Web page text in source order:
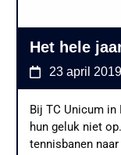
fundering?
Het hele
23 april 2019
Bij TC Unicum in
hun geluk niet
tennisbanen